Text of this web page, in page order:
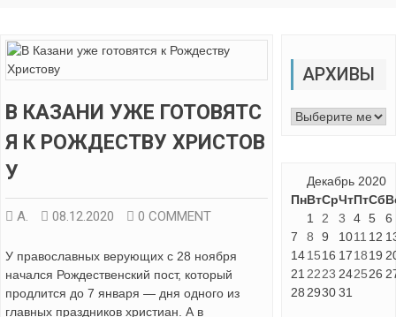
В КАЗАНИ УЖЕ ГОТОВЯТС
Я К РОЖДЕСТВУ ХРИСТОВ
У
А. 08.12.2020 0 COMMENT
У православных верующих с 28 ноября
начался Рождественский пост, который
продлится до 7 января — дня одного из
главных праздников христиан. А в
АРХИВЫ
Архивы
Декабрь 2020
ПнВтСрЧтПтСб
1
2 3 4 5
6
7
8 9 1011 12
141516 171819
21 2223 242526
28 293031